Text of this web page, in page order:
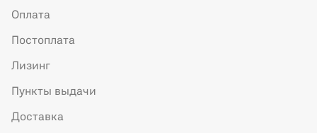
Оплата
Постоплата
Лизинг
Пункты выдачи
Доставка